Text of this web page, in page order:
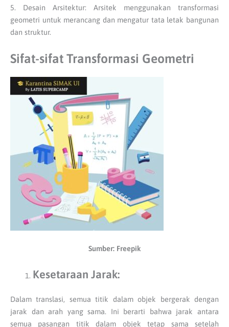
5. Desain Arsitektur: Arsitek menggunakan transformasi
geometri untuk merancang dan mengatur tata letak bangunan
dan struktur.
Sifat-sifat Transformasi Geometri
Sumber: Freepik
Kesetaraan Jarak:
Dalam translasi, semua titik dalam objek bergerak dengan
jarak dan arah yang sama. Ini berarti bahwa jarak antara
semua pasangan titik dalam objek tetap sama setelah